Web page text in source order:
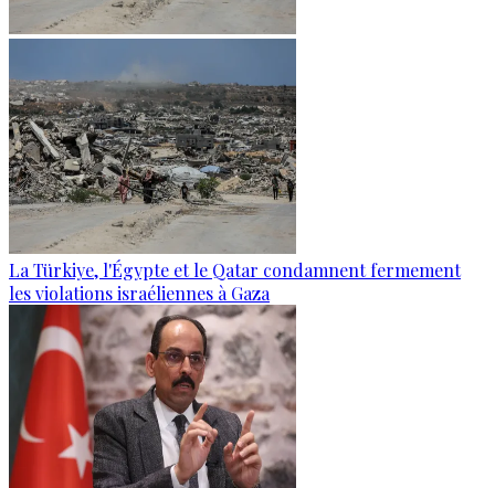
La Türkiye, l'Égypte et le Qatar condamnent fermement
les violations israéliennes à Gaza